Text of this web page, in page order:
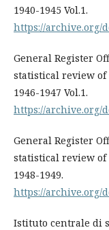
1940-1945 Vol.1.
https://archive.org/
General Register
statistical review of
1946-1947 Vol.1.
https://archive.org/
General Register
statistical review of
1948-1949.
https://archive.org/
Istituto centrale di